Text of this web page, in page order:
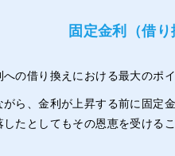
固定金利（借
の借り換えにおける最大のポ
ら、金利が上昇する前に固定
たとしてもその恩恵を受ける